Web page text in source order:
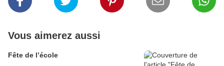
Vous aimerez aussi
Fête de l’école